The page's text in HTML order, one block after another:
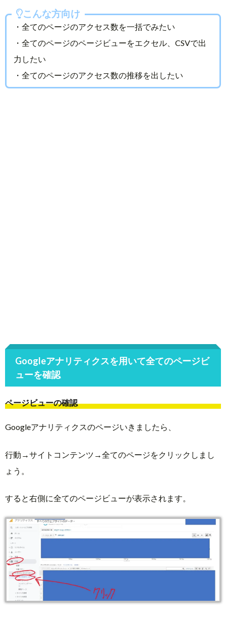
こんな方向け
・全てのページのアクセス数を一括でみたい
・全てのページのページビューをエクセル、CSVで出
力したい
・全てのページのアクセス数の推移を出したい
Googleアナリティクスを用いて全てのページビ
ューを確認
ページビューの確認
Googleアナリティクスのページいきましたら、
行動→サイトコンテンツ→全てのページをクリックしまし
ょう。
すると右側に全てのページビューが表示されます。